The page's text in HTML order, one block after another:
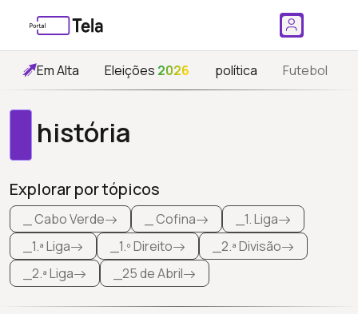
Em Alta Eleições 2026 política Futebol
história
Explorar por tópicos
_ Cabo Verde _ Cofina
_1. Liga
_1.ª Liga
_1.º Direito
_2.ª Divisão
_2.ª Liga
_25 de Abril